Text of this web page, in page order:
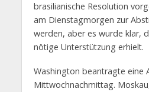
brasilianische Resolution
am Dienstagmorgen zur
werden, aber es wurde klar,
nötige Unterstützung erhielt.
Washington beantragte eine
Mittwochnachmittag.